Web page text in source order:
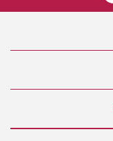
Pienso